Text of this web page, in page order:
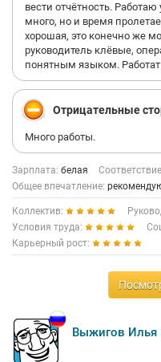
вести отчётность.
много, но и время
хорошая, это конечно же
руководитель клёвые,
понятным языком.
Отрицательные
Много работы.
Зарплата: белая
Общее впечатление:
Коллектив:
Условия труда:
Карьерный рост:
Выжигов Илья